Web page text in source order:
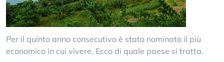
Per il quinto anno consecutivo è stato nominato il più
economico in cui vivere. Ecco di quale paese si tratta.